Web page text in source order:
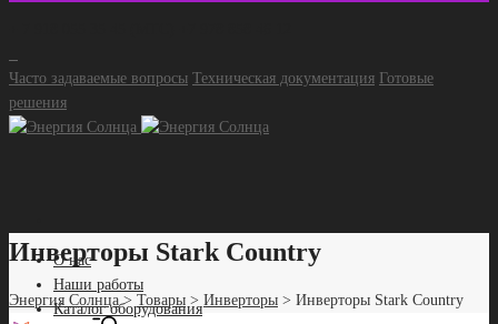
Часто задаваемые вопросы Техническая документация Готовые
решения
О нас
Наши работы
Каталог оборудования
Инверторы Stark Country
Энергия Солнца> Товары > Инверторы > Инверторы Stark Country